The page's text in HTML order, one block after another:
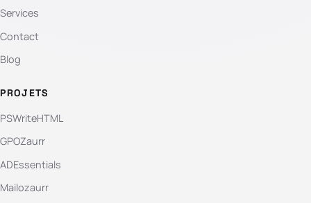
Services
Contact
Blog
PROJETS
PSWriteHTML
GPOZaurr
ADEssentials
Mailozaurr